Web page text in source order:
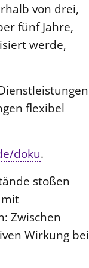
von drei,
fünf Jahre,
werde,
flexibel
doku.
stoßen
Zwischen
Wirkung bei